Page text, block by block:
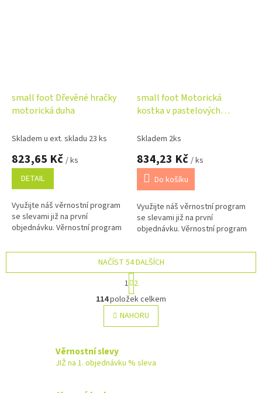
small foot Dřevěné hračky
motorická duha
Skladem u ext. skladu 23 ks
823,65 Kč / ks
DETAIL
Využijte náš věrnostní program
se slevami již na první
objednávku. Věrnostní program
small foot Motorická
kostka v pastelových
Skladem 2ks
834,23 Kč / ks
Do košíku
Využijte náš věrnostní program
se slevami již na první
objednávku. Věrnostní program
O
v
l
á
c
NAČÍST 54 DALŠÍCH
S
t
r
á
n
k
n
1 2
114položek celkem
NAHORU
Věrnostní slevy
JIŽ na 1. objednávku % sleva